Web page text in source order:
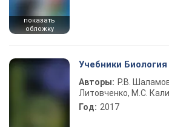
показать
обложку
Учебники Биология
Авторы: Р.В.
Литовченко, М.С.
Год: 2017